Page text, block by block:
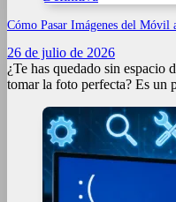
Cómo Pasar Imágenes del
26 de julio de 2026
¿Te has quedado sin espacio
tomar la foto perfecta? Es un